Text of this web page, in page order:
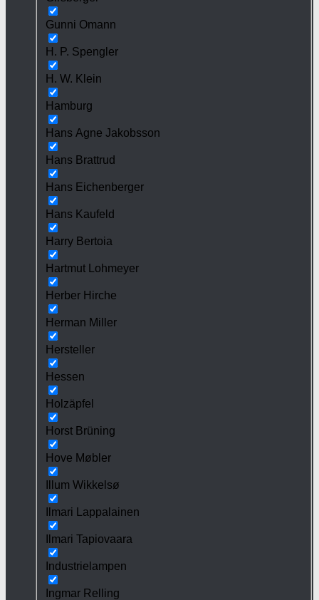
Gunni Omann
H. P. Spengler
H. W. Klein
Hamburg
Hans Agne Jakobsson
Hans Brattrud
Hans Eichenberger
Hans Kaufeld
Harry Bertoia
Hartmut Lohmeyer
Herber Hirche
Herman Miller
Hersteller
Hessen
Holzäpfel
Horst Brüning
Hove Møbler
Illum Wikkelsø
Ilmari Lappalainen
Ilmari Tapiovaara
Industrielampen
Ingmar Relling